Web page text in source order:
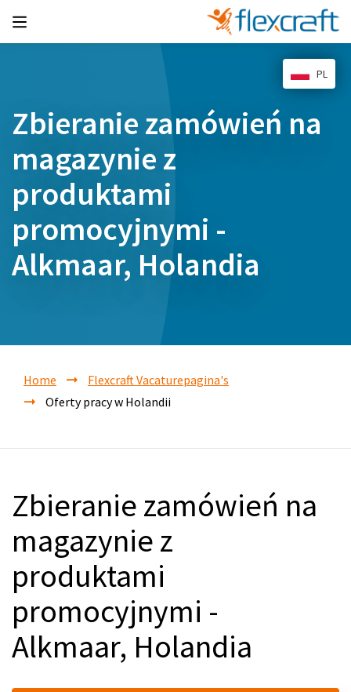
Zbieranie zamówień na
magazynie z
produktami
promocyjnymi -
Alkmaar, Holandia
Home
Flexcraft Vacaturepagina's
Oferty pracy w Holandii
Zbieranie zamówień na
magazynie z
produktami
promocyjnymi -
Alkmaar, Holandia
PL